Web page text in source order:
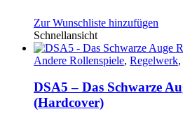
Zur Wunschliste hinzufügen
Schnellansicht
Andere Rollenspiele, Regelwerk,
DSA5 – Das Schwarze
(Hardcover)